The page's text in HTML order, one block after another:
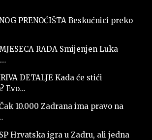
PRENOĆIŠTA Beskućnici preko
RADA Smijenjen Luka
DETALJE Kada će stići
Evo…
Čak 10.000 Zadrana ima pravo na
Hrvatska igra u Zadru, ali jedna